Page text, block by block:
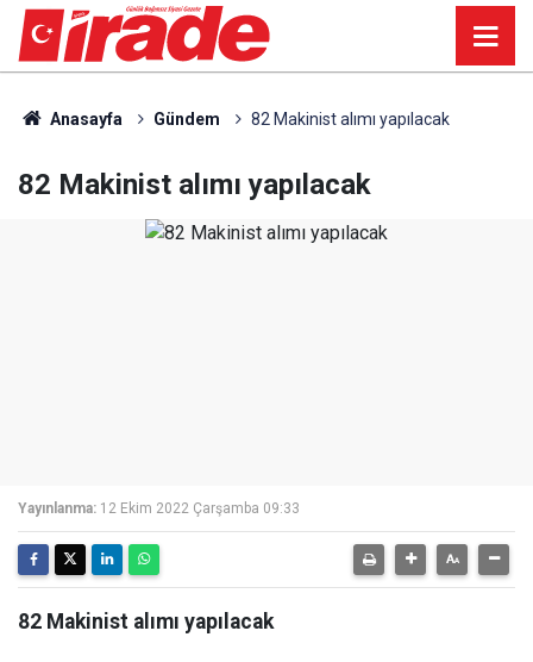
Anasayfa Gündem 82 Makinist alımı yapılacak
82 Makinist alımı yapılacak
Yayınlanma: 12 Ekim 2022 Çarşamba 09:33
82 Makinist alımı yapılacak